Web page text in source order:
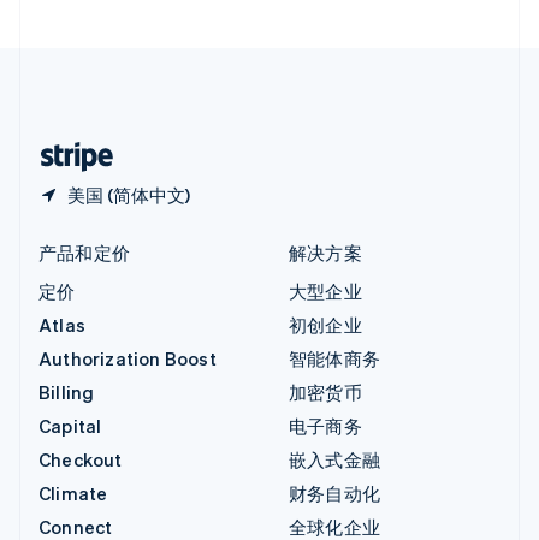
美国 (简体中文)
产品和定价
定价
Atlas
Authorization Boost
Billing
Capital
Checkout
Climate
Connect
解决方案
大型企业
初创企业
智能体商务
加密货币
电子商务
嵌入式金融
财务自动化
全球化企业